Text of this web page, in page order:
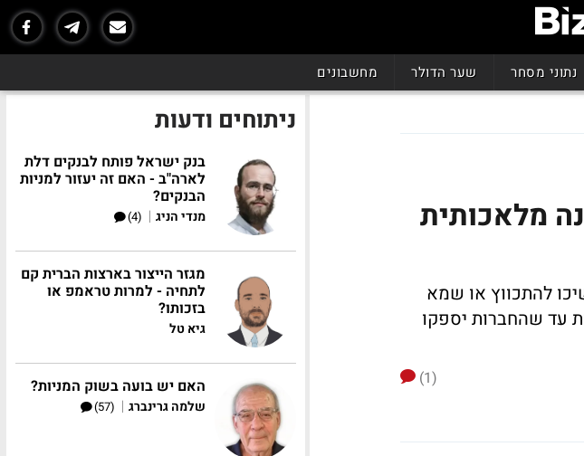
נתוני מסחר שער הדולר מחשבונים
מלאכותית
להתכווץ או שמא
עד שהחברות יספקו
(1)
ניתוחים ודעות
בנק ישראל פותח לבנקים דלת
לארה"ב - האם זה יעזור למניות
הבנקים?
מנדי הניג |
(4)
מגזר הייצור בארצות הברית קם
לתחיה - למרות טראמפ או
בזכותו?
גיא טל
האם יש בועה בשוק המניות?
שלמה גרינברג |
(57)